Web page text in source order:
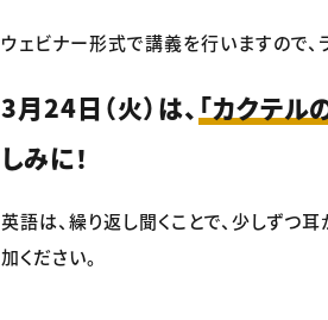
ウェビナー形式で講義を行いますので
3月24日（火）は、 「カクテ
しみに！
英語は、繰り返し聞くことで、少しずつ
加ください。